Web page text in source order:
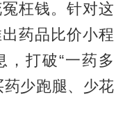
枉钱。针对这
药品比价小程
，打破“一药多
药少跑腿、少花